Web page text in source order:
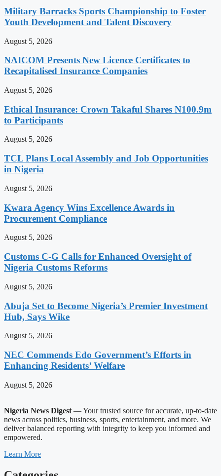
Military Barracks Sports Championship to Foster
Youth Development and Talent Discovery
August 5, 2026
NAICOM Presents New Licence Certificates to
Recapitalised Insurance Companies
August 5, 2026
Ethical Insurance: Crown Takaful Shares N100.9m
to Participants
August 5, 2026
TCL Plans Local Assembly and Job Opportunities
in Nigeria
August 5, 2026
Kwara Agency Wins Excellence Awards in
Procurement Compliance
August 5, 2026
Customs C-G Calls for Enhanced Oversight of
Nigeria Customs Reforms
August 5, 2026
Abuja Set to Become Nigeria’s Premier Investment
Hub, Says Wike
August 5, 2026
NEC Commends Edo Government’s Efforts in
Enhancing Residents’ Welfare
August 5, 2026
Nigeria News Digest — Your trusted source for accurate, up-to-date
news across politics, business, sports, entertainment, and more. We
deliver balanced reporting with integrity to keep you informed and
empowered.
Learn More